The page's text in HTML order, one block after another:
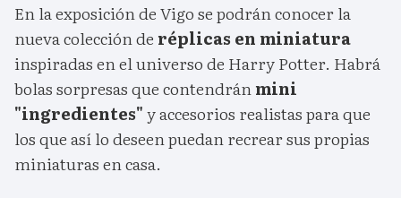
En la exposición de Vigo se podrán conocer la
nueva colección de réplicas en miniatura
inspiradas en el universo de Harry Potter. Habrá
bolas sorpresas que contendránmini
"ingredientes"y accesorios realistas para que
los que así lo deseen puedan recrear sus propias
miniaturas en casa.